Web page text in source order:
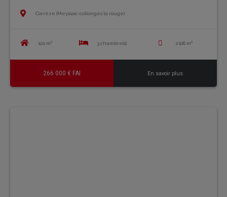
Corrèze (Meyssac-collonges la rouge)
120 m² 3 chambre(s) 2106 m²
266 000 € FAI En savoir plus